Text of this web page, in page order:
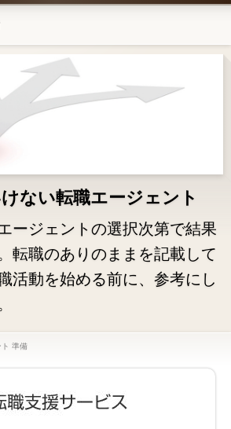
ない転職エージェント
ージェントの選択次第で結果
転職のありのままを記載して
活動を始める前に、参考にし
準備